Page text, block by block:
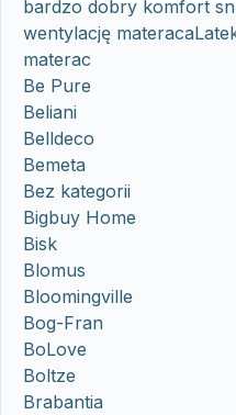
bardzo dobry komfort
wentylację
materac
Be Pure
Beliani
Belldeco
Bemeta
Bez kategorii
Bigbuy Home
Bisk
Blomus
Bloomingville
Bog-Fran
BoLove
Boltze
Brabantia